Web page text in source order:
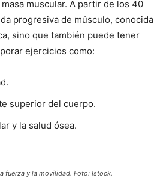
muscular. A partir de los 40
progresiva de músculo, conocida
sino que también puede tener
ejercicios como:
superior del cuerpo.
y la salud ósea.
fuerza y la movilidad. Foto: Istock.